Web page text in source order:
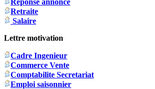
Réponse annonce
Retraite
Salaire
Lettre motivation
Cadre Ingenieur
Commerce Vente
Comptabilite Secretariat
Emploi saisonnier